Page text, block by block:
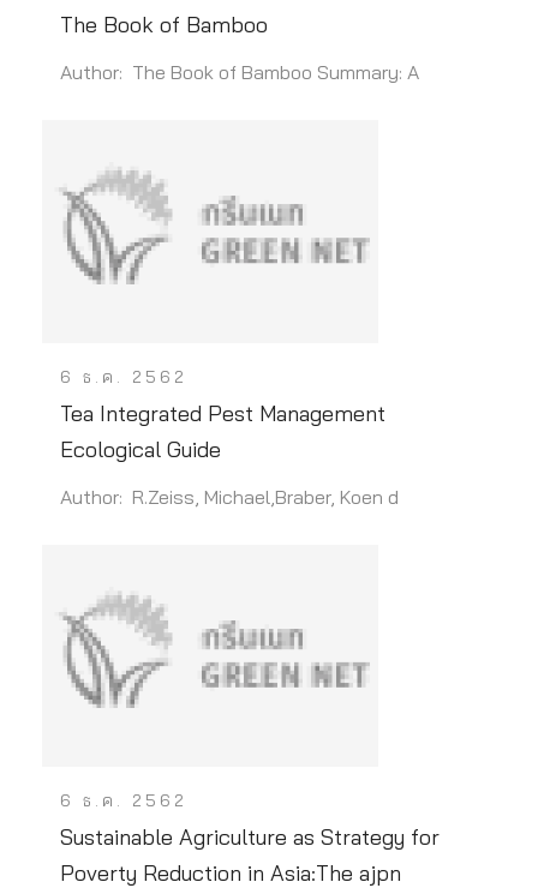
The Book of Bamboo
Author: The Book of Bamboo Summary: A
6 ธ.ค. 2562
Tea Integrated Pest Management
Ecological Guide
Author: R.Zeiss, Michael,Braber, Koen d
6 ธ.ค. 2562
Sustainable Agriculture as Strategy for
Poverty Reduction in Asia:The ajpn